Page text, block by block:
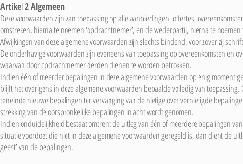
Artikel 2 Algemeen
Deze voorwaarden zijn van toepassing op alle aanbiedingen, offertes,
omstreken, hierna te noemen ‘opdrachtnemer’, en de wederpartij, hierna te noemen
Afwijkingen van deze algemene voorwaarden zijn slechts bindend, voor zover zij
De onderhavige voorwaarden zijn eveneens van toepassing op overeenkomsten en
waarvan door opdrachtnemer derden dienen te worden betrokken.
Indien één of meerder bepalingen in deze algemene voorwaarden op enig moment
blijft het overigens in deze algemene voorwaarden bepaalde volledig van
teneinde nieuwe bepalingen ter vervanging van de nietige over vernietigde
strekking van de oorspronkelijke bepalingen in acht wordt genomen.
Indien onduidelijkheid bestaat omtrent de uitleg van één of meerdere bepalingen
situatie voordoet die niet in deze algemene voorwaarden geregeld is, dan dient de
geest’ van de bepalingen.